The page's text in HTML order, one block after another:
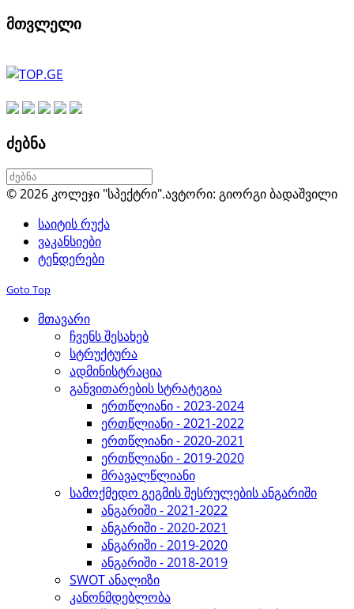
მთვლელი
ძებნა
© 2026 კოლეჯი "სპექტრი".ავტორი: გიორგი ბადაშვილი
საიტის რუქა
ვაკანსიები
ტენდერები
Goto Top
მთავარი
ჩვენს შესახებ
სტრუქტურა
ადმინისტრაცია
განვითარების სტრატეგია
ერთწლიანი - 2023-2024
ერთწლიანი - 2021-2022
ერთწლიანი - 2020-2021
ერთწლიანი - 2019-2020
მრავალწლიანი
სამოქმედო გეგმის შესრულების ანგარიში
ანგარიში - 2021-2022
ანგარიში - 2020-2021
ანგარიში - 2019-2020
ანგარიში - 2018-2019
SWOT ანალიზი
კანონმდებლობა